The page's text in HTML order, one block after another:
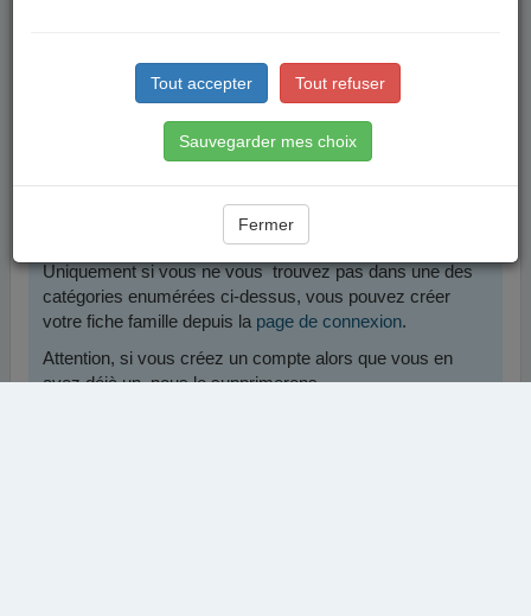
Tout accepter Tout refuser
Sauvegarder mes choix
Fermer